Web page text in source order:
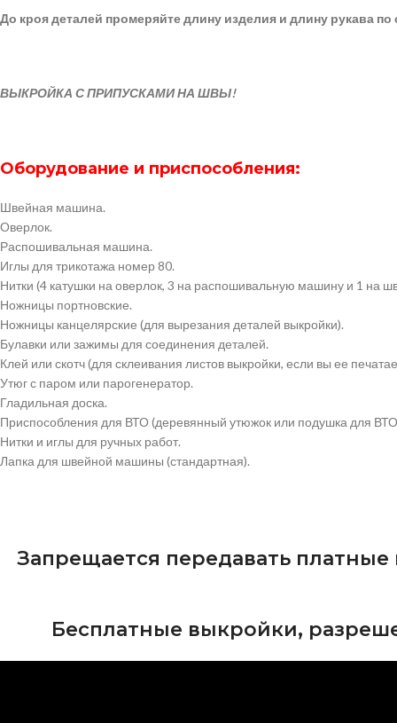
До кроя деталей промеряйте длину изделия и длину рукава
ВЫКРОЙКА С ПРИПУСКАМИ НА ШВЫ!
Оборудование и приспособления:
Швейная машина.
Оверлок.
Распошивальная машина.
Иглы для трикотажа номер 80.
Нитки (4 катушки на оверлок, 3 на распошивальную машину и 1 на
Ножницы портновские.
Ножницы канцелярские (для вырезания деталей выкройки).
Булавки или зажимы для соединения деталей.
Клей или скотч (для склеивания листов выкройки, если вы ее
Утюг с паром или парогенератор.
Гладильная доска.
Приспособления для ВТО (деревянный утюжок или подушка для
Нитки и иглы для ручных работ.
Лапка для швейной машины (стандартная).
Запрещается передавать
Бесплатные выкройки,